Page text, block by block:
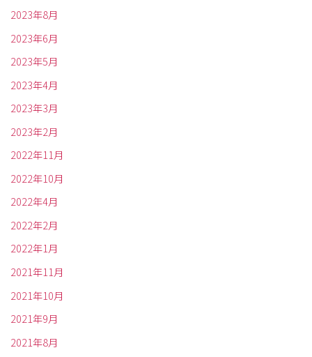
2023年8月
2023年6月
2023年5月
2023年4月
2023年3月
2023年2月
2022年11月
2022年10月
2022年4月
2022年2月
2022年1月
2021年11月
2021年10月
2021年9月
2021年8月